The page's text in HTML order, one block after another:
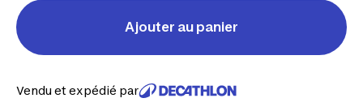
Ajouter au panier
Vendu et expédié par